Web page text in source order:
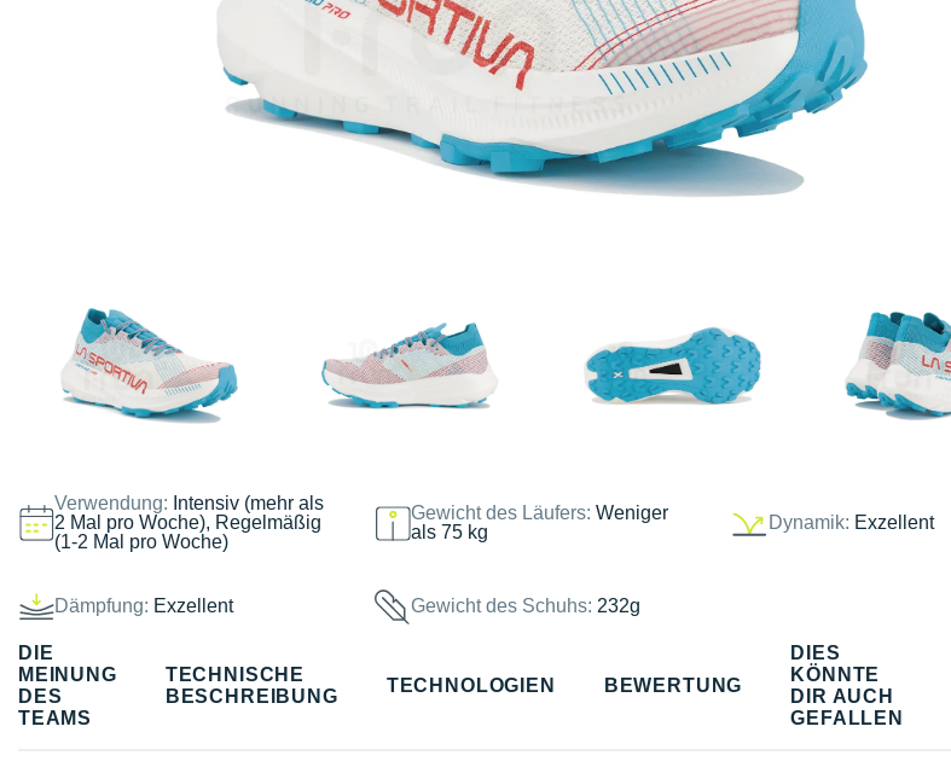
Verwendung: Intensiv (mehr als
2 Mal pro Woche), Regelmäßig
(1-2 Mal pro Woche)
Gewicht des Läufers:Weniger
als 75 kg
Dynamik: Exzellent
Dämpfung: Exzellent Gewicht des Schuhs: 232g
DIE
MEINUNG
DES
TEAMS
TECHNISCHE
BESCHREIBUNG
TECHNOLOGIEN BEWERTUNG
DIES
KÖNNTE
DIR AUCH
GEFALLEN